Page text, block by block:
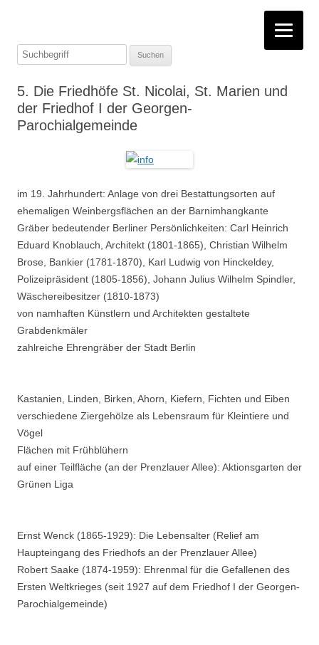
Suchen
nach:
5. Die Friedhöfe St. Nicolai, St. Marien und
der Friedhof I der Georgen-
Parochialgemeinde
im 19. Jahrhundert: Anlage von drei Bestattungsorten auf
ehemaligen Weinbergsflächen an der Barnimhangkante
Gräber bedeutender Berliner Persönlichkeiten: Carl Heinrich
Eduard Knoblauch, Architekt (1801-1865), Christian Wilhelm
Brose, Bankier (1781-1870), Karl Ludwig von Hinckeldey,
Polizeipräsident (1805-1856), Johann Julius Wilhelm Spindler,
Wäschereibesitzer (1810-1873)
von namhaften Künstlern und Architekten gestaltete
Grabdenkmäler
zahlreiche Ehrengräber der Stadt Berlin
Kastanien, Linden, Birken, Ahorn, Kiefern, Fichten und Eiben
verschiedene Ziergehölze als Lebensraum für Kleintiere und
Vögel
Flächen mit Frühblühern
auf einer Teilfläche (an der Prenzlauer Allee): Aktionsgarten der
Grünen Liga
Ernst Wenck (1865-1929): Die Lebensalter (Relief am
Haupteingang des Friedhofs an der Prenzlauer Allee)
Robert Saake (1874-1959): Ehrenmal für die Gefallenen des
Ersten Weltkrieges (seit 1927 auf dem Friedhof I der Georgen-
Parochialgemeinde)